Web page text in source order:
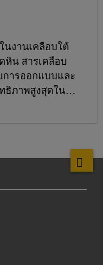
งานเคลือบใต้
หิน สารเคลือบ
การออกแบบและ
ธิภาพสูงสุดใน